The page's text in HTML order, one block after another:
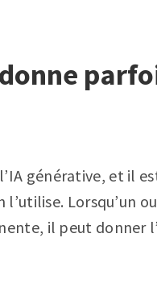
générative, et il
Lorsqu’un
il peut donner